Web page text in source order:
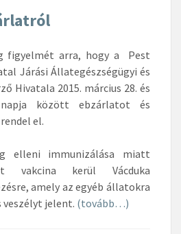
figyelmét arra, hogy a Pest
Járási Állategészségügyi és
Hivatala 2015. március 28. és
között ebzárlatot és
el.
elleni immunizálása miatt
vakcina kerül Vácduka
amely az egyéb állatokra
veszélyt jelent. (tovább…)